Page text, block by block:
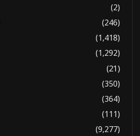
(2)
(246)
(1,418)
(1,292)
(21)
(350)
(364)
(111)
(9,277)